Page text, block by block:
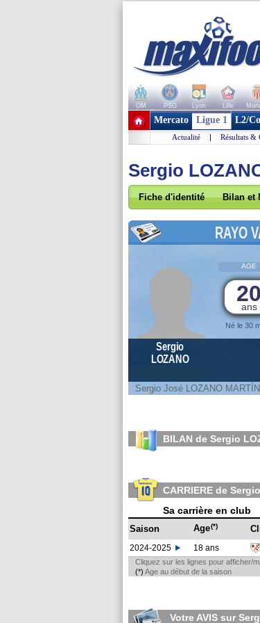
OM PSG Lyon Lille
+ de clubs
Mercato Ligue 1 L2/
Actualité | Résultats &
Sergio
Fiche d'identité Bilan et
RAYO
AGE
20
ans
Né le 30
Sergio
LOZANO
Sergio José LOZANO
BILAN de Sergio
CARRIERE de
Sa carrière en club
Saison Age(*)
2024-2025 18 ans
Cliquez sur les lignes pour afficher/
(*) Age au début de la saison
Votre AVIS sur